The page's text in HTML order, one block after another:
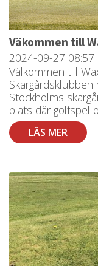
Väkommen till
2024-09-27 08:57
Välkommen till
Stockholms
plats där golfspel
LÄS MER